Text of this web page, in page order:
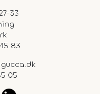
33
83
05